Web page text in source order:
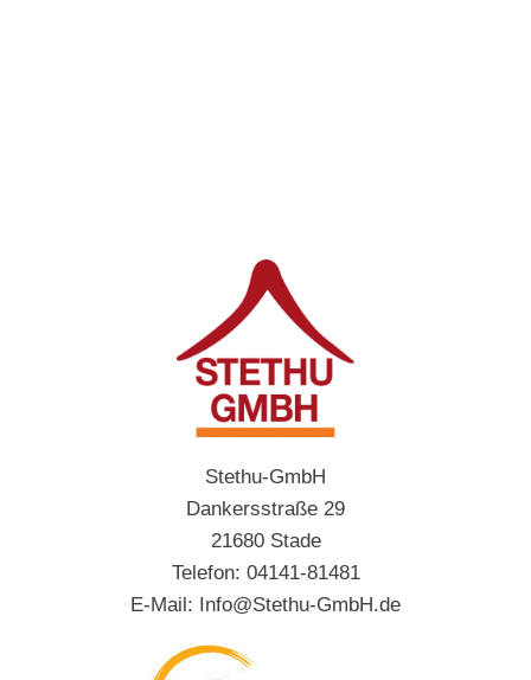
Stethu-GmbH
Dankersstraße 29
21680 Stade
Telefon: 04141-81481
E-Mail:
Info@Stethu-GmbH.de